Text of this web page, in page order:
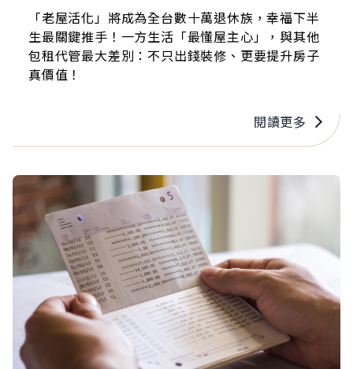
「老屋活化」將成為全台數十萬退休族，幸福下半
生最關鍵推手！一方生活「最懂屋主心」，與其他
包租代管最大差別：不只出錢裝修、更要提升房子
真價值！
閱讀更多